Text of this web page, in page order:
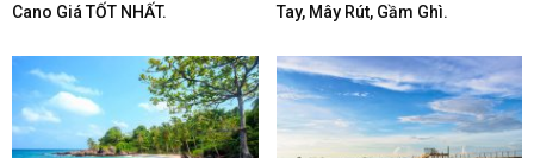
Cano Giá TỐT NHẤT.
Tay, Mây Rút, Gầm Ghì.